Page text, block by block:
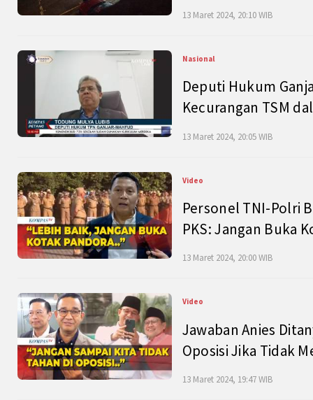
13 Maret 2024, 20:10 WIB
Nasional
Deputi Hukum
Kecurangan TSM
13 Maret 2024, 20:05 WIB
Video
Personel TNI-Polri
PKS: Jangan Buka
13 Maret 2024, 20:00 WIB
Video
Jawaban Anies
Oposisi Jika Tidak
13 Maret 2024, 19:47 WIB